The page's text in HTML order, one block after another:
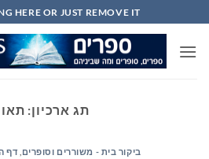
to
content
HERE OR JUST REMOVE IT...
תג ארכיון:
ביקור בית - משוררים וסופרים דף